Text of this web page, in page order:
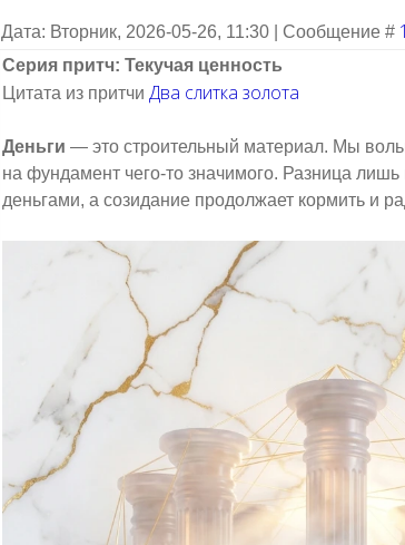
Дата: Вторник, 2026-05-26, 11:30 | Сообщение # 1
Серия притч: Текучая ценность
Цитата из притчи Два слитка золота
Деньги — это строительный материал. Мы
на фундамент чего-то значимого. Разница
деньгами, а созидание продолжает кормить и